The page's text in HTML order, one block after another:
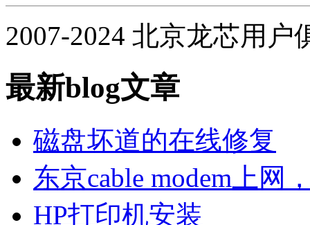
2007-2024 北京龙芯用户
最新blog文章
磁盘坏道的在线修复
东京cable modem上网
HP打印机安装